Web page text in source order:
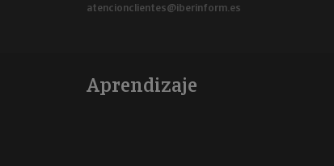
atencionclientes@iberinform.es
Aprendizaje